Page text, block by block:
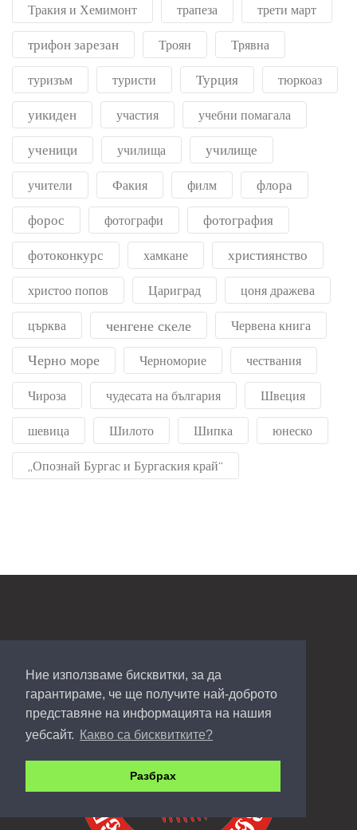
Ние използваме бисквитки, за да
гарантираме, че ще получите най-доброто
представяне на информацията на нашия
уебсайт.
Какво са бисквитките?
Разбрах
Тракия и Хемимонт трапеза трети март
трифон зарезан Троян Трявна
туризъм туристи Турция тюркоаз
уикиден участия учебни помагала
ученици училища училище
учители Факия филм флора
форос фотографи фотография
фотоконкурс хамкане християнство
христоо попов Цариград цоня дражева
църква ченгене скеле Червена книга
Черно море Черноморие чествания
Чироза чудесата на българия Швеция
шевица Шилото Шипка юнеско
„Опознай Бургас и Бургаския край“